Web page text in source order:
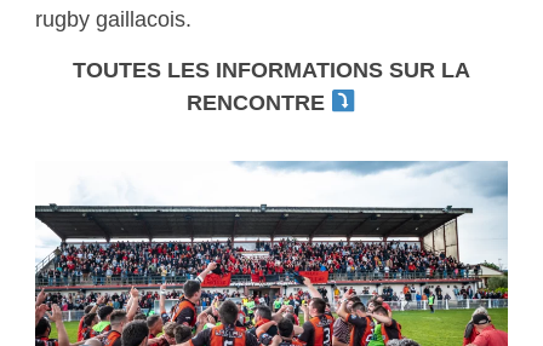
rugby gaillacois.
TOUTES LES INFORMATIONS SUR LA
RENCONTRE